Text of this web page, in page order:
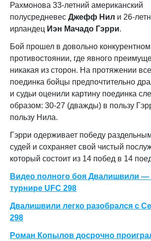
Рахмонова 33-летний американский
полусредневес Джефф Нил и 26-
ирландец Иэн Мачадо Гэрри.
Бой прошел в довольно конкурентном
противостоянии, где явного
никакая из сторон. На протяжении
поединка бойцы предпочтительно
и судьи оценили картину поединка
образом: 30-27 (дважды) в пользу
пользу Нила.
Гэрри одерживает победу
судей и сохраняет свой чистый
который состоит из 14 побед в 14
Видео полного боя Двалишвили —
турнире UFC 298
Двалишвили легко разобрался с
298
Роман Копылов досрочно